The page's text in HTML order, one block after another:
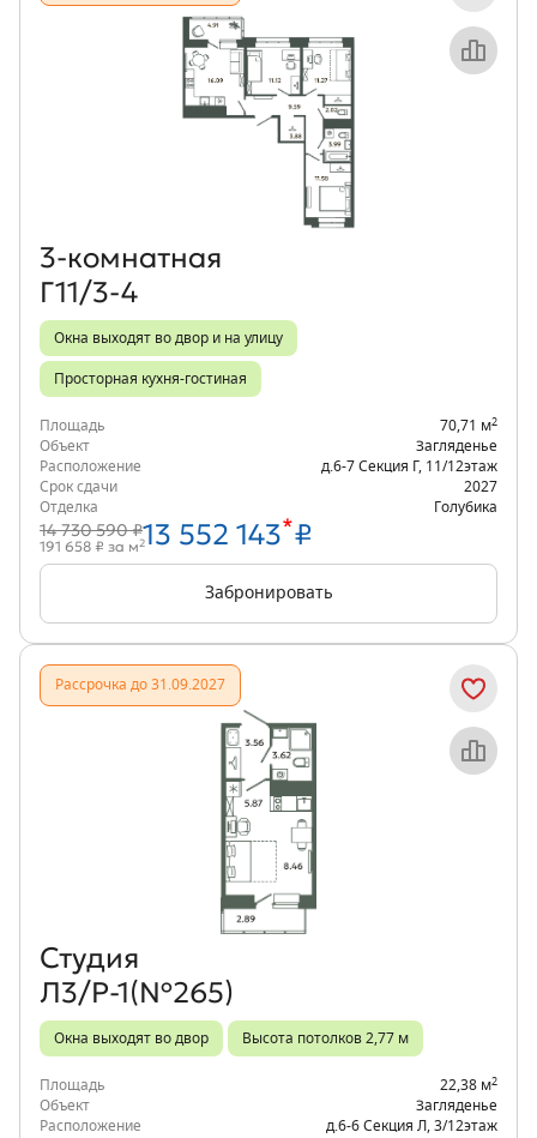
Объект месяца
3‑комнатная
Г11/3-4
Окна выходят во двор и на улицу
Просторная кухня-гостиная
Площадь 70,71 м2
Объект
Загляденье
Расположение
д.6-7 Секция Г 11/12этаж
Срок сдачи
2027
Отделка
Голубика
14 730 590 ₽13 552 143*₽
191 658 ₽ за м2
Забронировать
Рассрочка до 31.09.2027
Объект месяца
Студия
Л3/Р-1(№265)
Окна выходят во двор Высота потолков 2,77 м
Площадь 22,38 м2
Объект
Загляденье
Расположение
д.6-6 Секция Л 3/12этаж